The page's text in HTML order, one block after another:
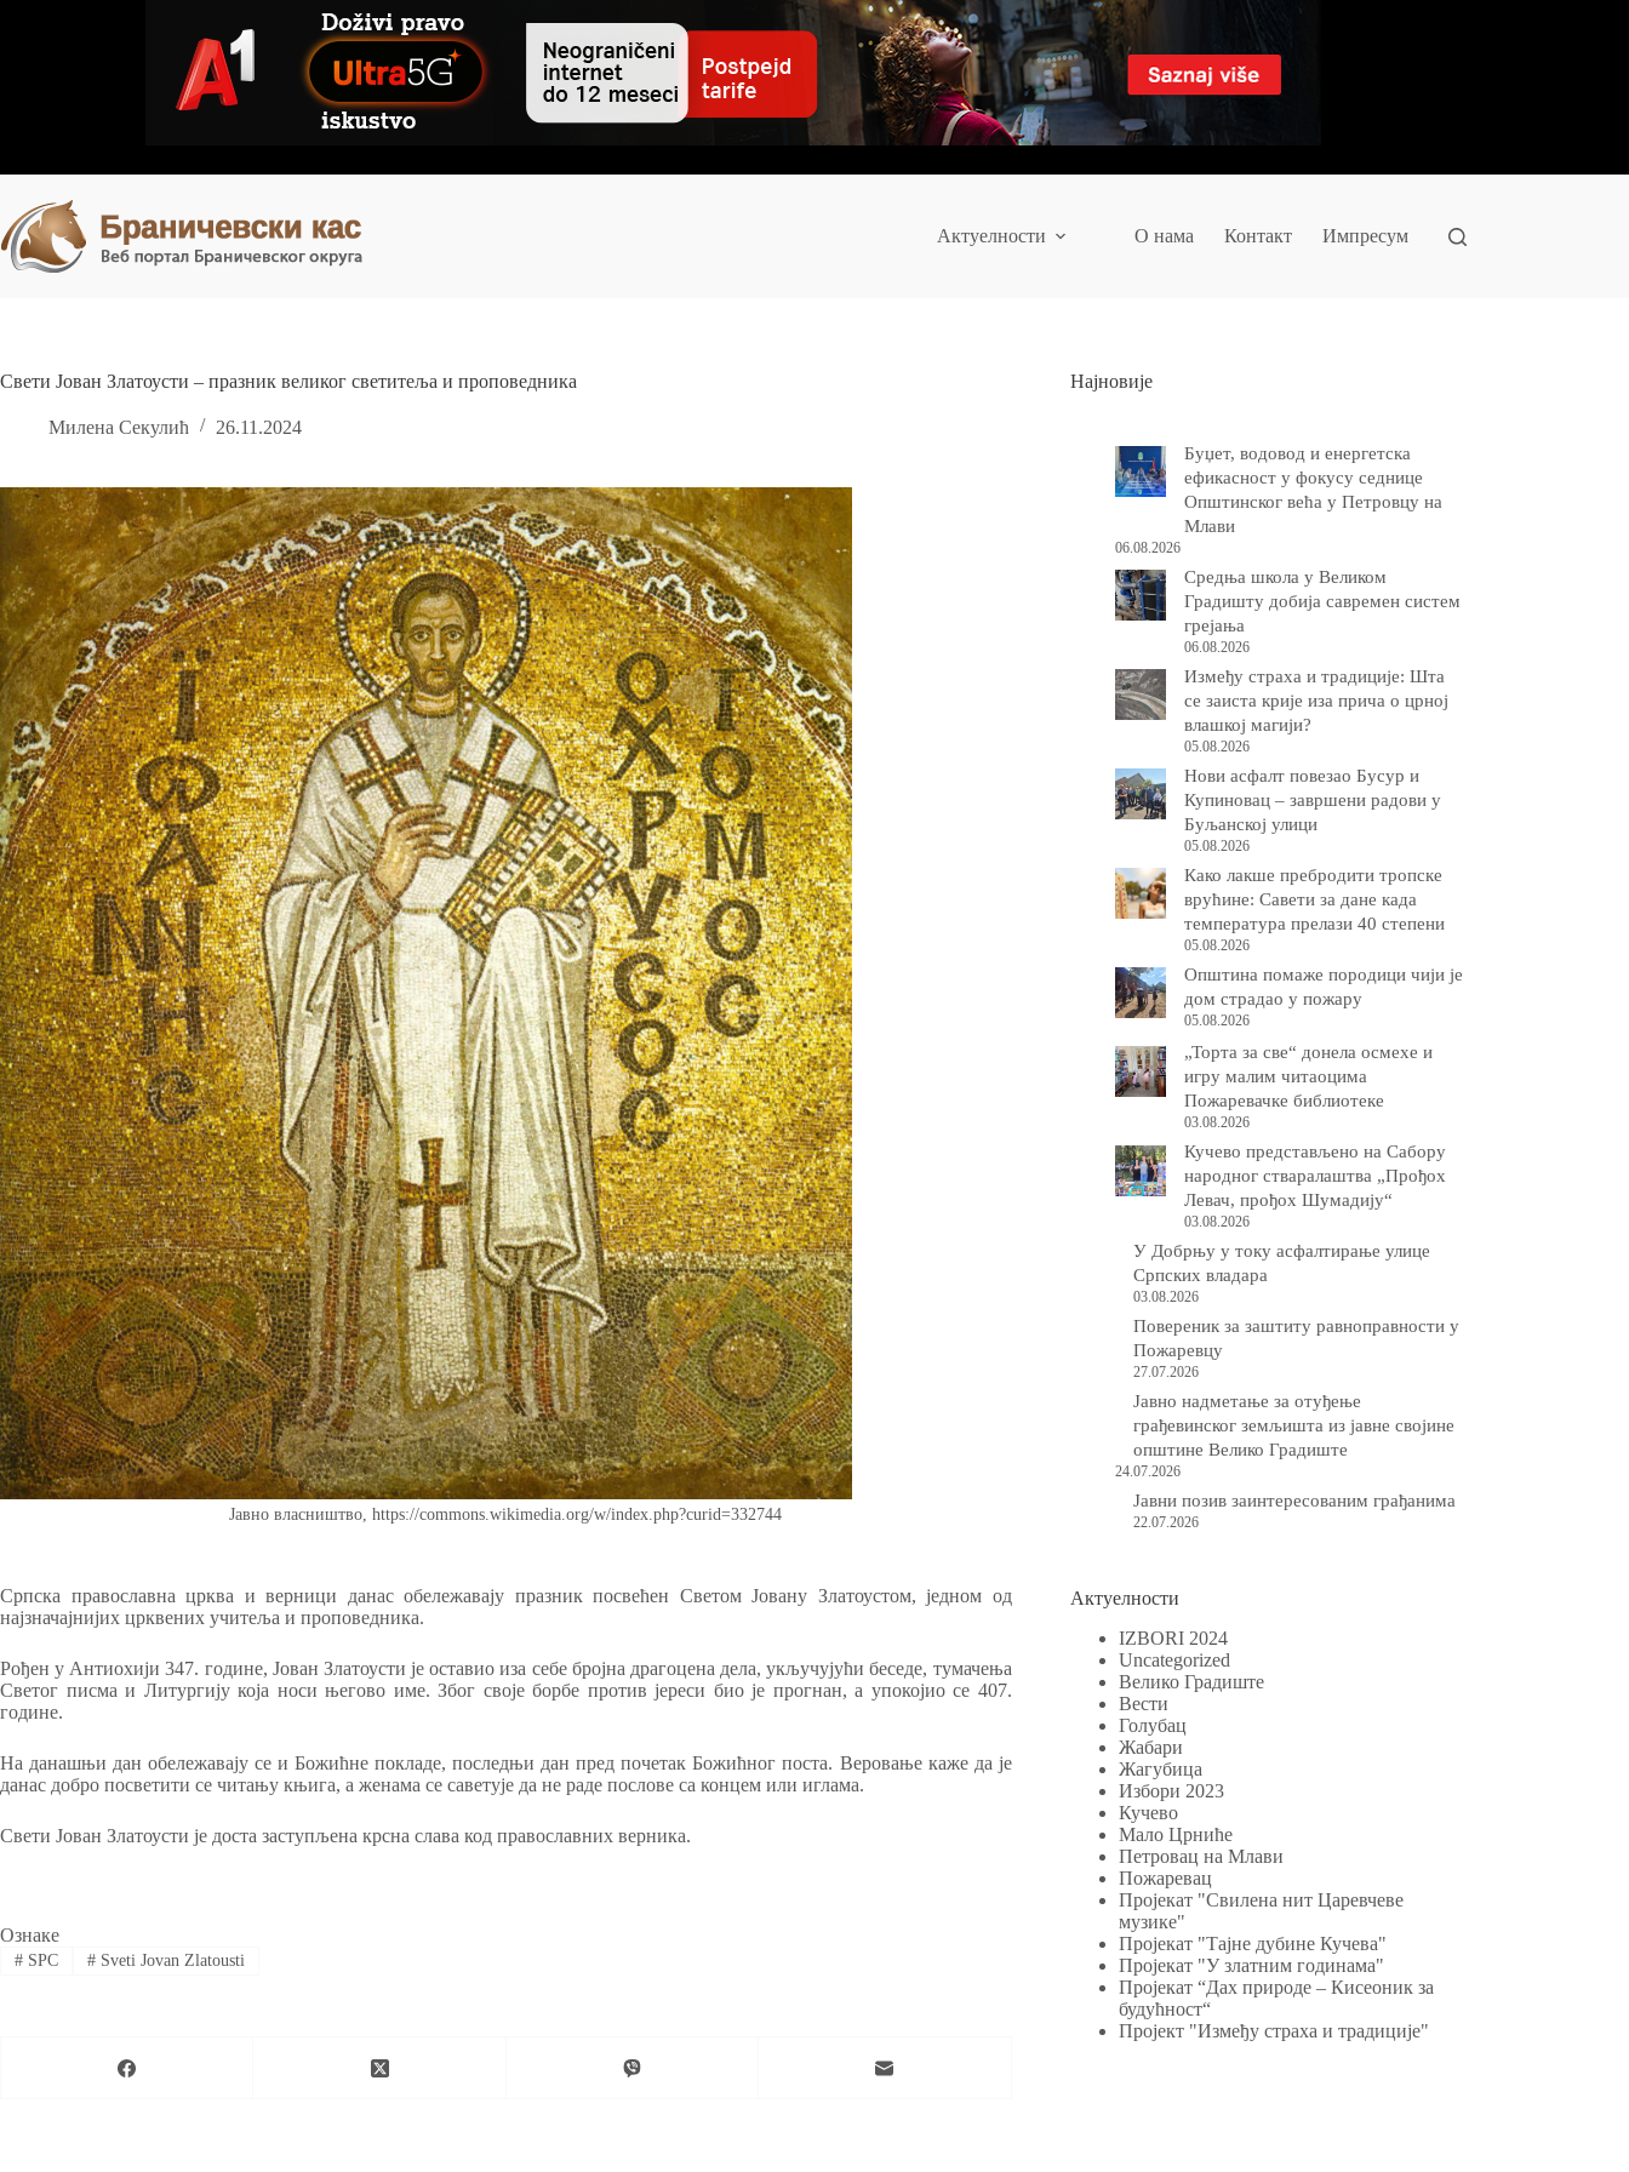
Актуелности О нама Контакт Импресум
Свети Јован Златоусти – празник великог светитеља и проповедника
Милена Секулић 26.11.2024
Јавно власништво, https://commons.wikimedia.org/w/index.php?curid=332744
Српска православна црква и верници данас обележавају празник посвећен Светом Јовану Златоустом, једном од
најзначајнијих црквених учитеља и проповедника.
Рођен у Антиохији 347. године, Јован Златоусти је оставио иза себе бројна драгоцена дела, укључујући беседе, тумачења
Светог писма и Литургију која носи његово име. Због своје борбе против јереси био је прогнан, а упокојио се 407.
године.
На данашњи дан обележавају се и Божићне покладе, последњи дан пред почетак Божићног поста. Веровање каже да је
данас добро посветити се читању књига, а женама се саветује да не раде послове са концем или иглама.
Свети Јован Златоусти је доста заступљена крсна слава код православних верника.
Ознаке
#SPC #Sveti Jovan Zlatousti
Најновије
Буџет, водовод и енергетска
ефикасност у фокусу седнице
Општинског већа у Петровцу на
Млави
06.08.2026
Средња школа у Великом
Градишту добија савремен систем
грејања
06.08.2026
Између страха и традиције: Шта
се заиста крије иза прича о црној
влашкој магији?
05.08.2026
Нови асфалт повезао Бусур и
Купиновац – завршени радови у
Буљанској улици
05.08.2026
Како лакше пребродити тропске
врућине: Савети за дане када
температура прелази 40 степени
05.08.2026
Општина помаже породици чији је
дом страдао у пожару
05.08.2026
„Торта за све“ донела осмехе и
игру малим читаоцима
Пожаревачке библиотеке
03.08.2026
Кучево представљено на Сабору
народног стваралаштва „Прођох
Левач, прођох Шумадију“
03.08.2026
У Добрњу у току асфалтирање улице
Српских владара
03.08.2026
Повереник за заштиту равноправности у
Пожаревцу
27.07.2026
Јавно надметање за отуђење
грађевинског земљишта из јавне својине
општине Велико Градиште
24.07.2026
Јавни позив заинтересованим грађанима
22.07.2026
Актуелности
IZBORI 2024
Uncategorized
Велико Градиште
Вести
Голубац
Жабари
Жагубица
Избори 2023
Кучево
Мало Црниће
Петровац на Млави
Пожаревац
Пројекат "Свилена нит Царевчеве
музике"
Пројекат "Тајне дубине Кучева"
Пројекат "У златним годинама"
Пројекат “Дах природе – Кисеоник за
будућност“
Пројект "Између страха и традиције"